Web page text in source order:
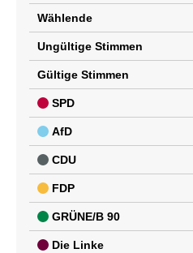
Wählende
Ungültige Stimmen
Gültige Stimmen
SPD
AfD
CDU
FDP
GRÜNE/B 90
Die Linke